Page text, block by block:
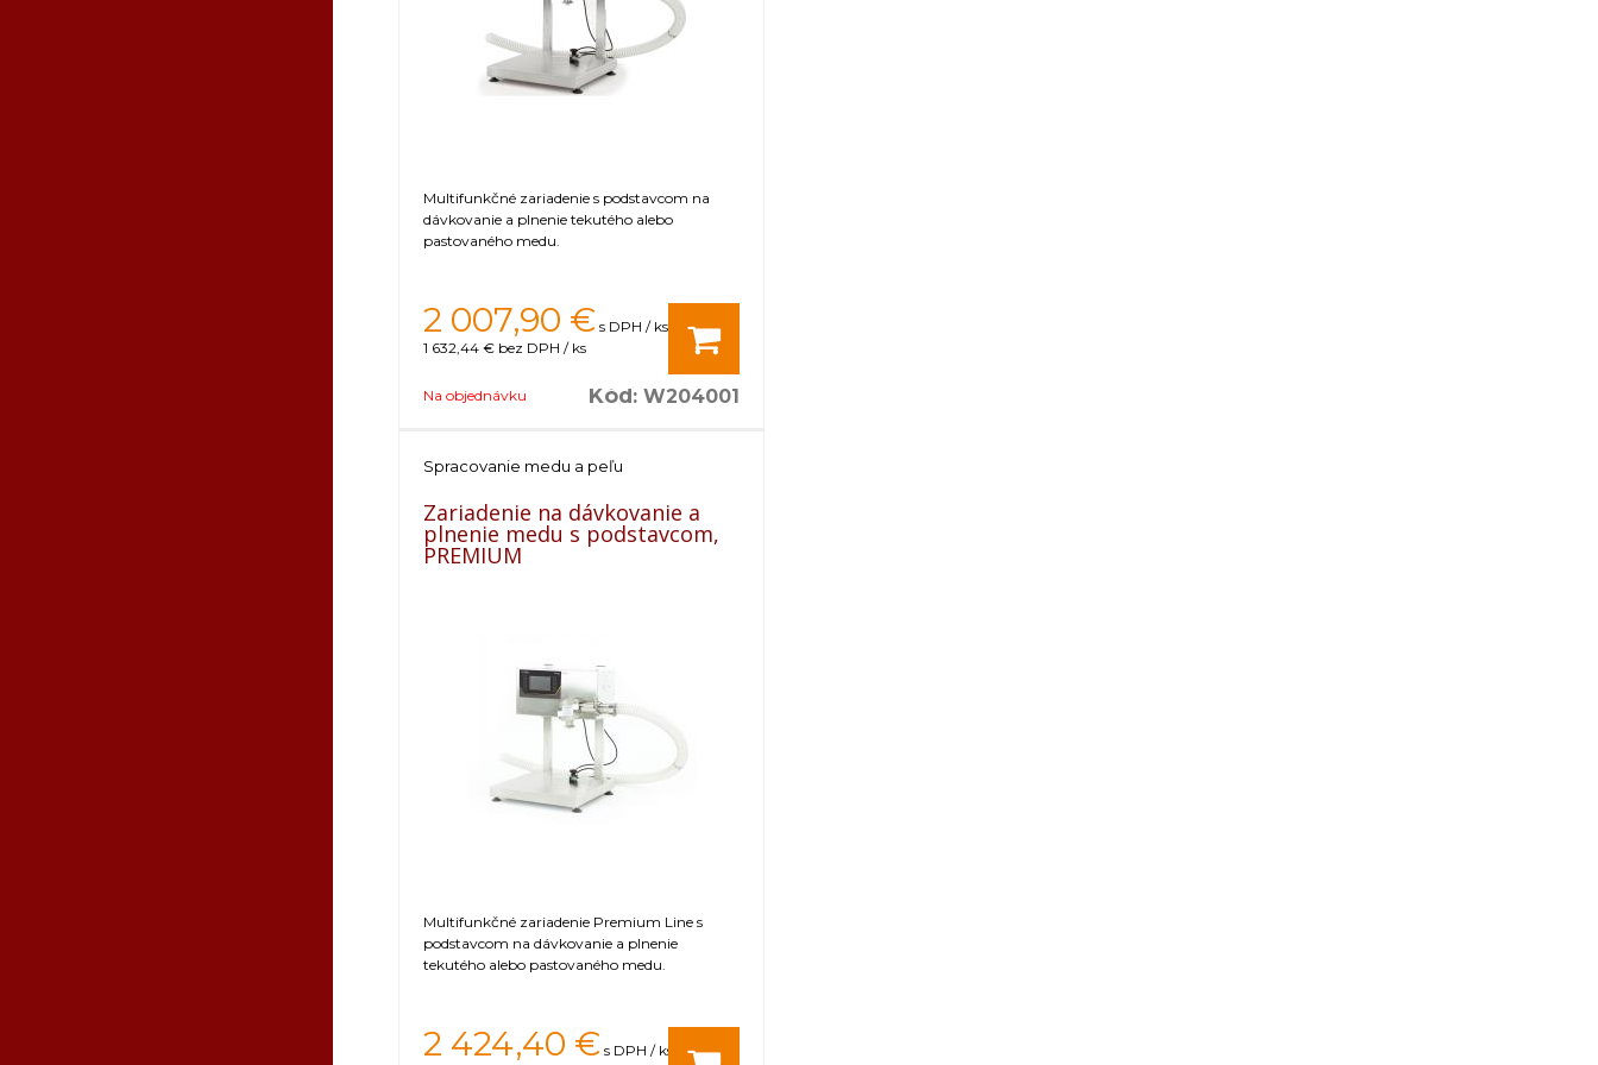
zaplatenia predfaktúry. O presnom termíne Vás budeme informovať.
Multifunkčné zariadenie s podstavcom na
dávkovanie a plnenie tekutého alebo
pastovaného medu.
2 007,90 € s DPH / ks
1 632,44 € bez DPH / ks
Na objednávku Kód: W204001
Spracovanie medu a peľu
Zariadenie na dávkovanie a
plnenie medu s podstavcom,
PREMIUM
Multifunkčné zariadenie Premium Line s
podstavcom na dávkovanie a plnenie
tekutého alebo pastovaného medu.
2 424,40 € s DPH / ks